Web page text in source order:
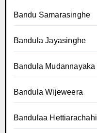
Bandu Samarasinghe
Bandula Jayasinghe
Bandula Mudannayaka
Bandula Wijeweera
Bandulaa Hettiarachahi